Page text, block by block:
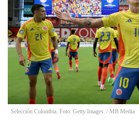
Selección Colombia. Foto: Getty Images. / MB Media